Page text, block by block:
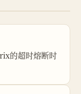
的超时熔断时